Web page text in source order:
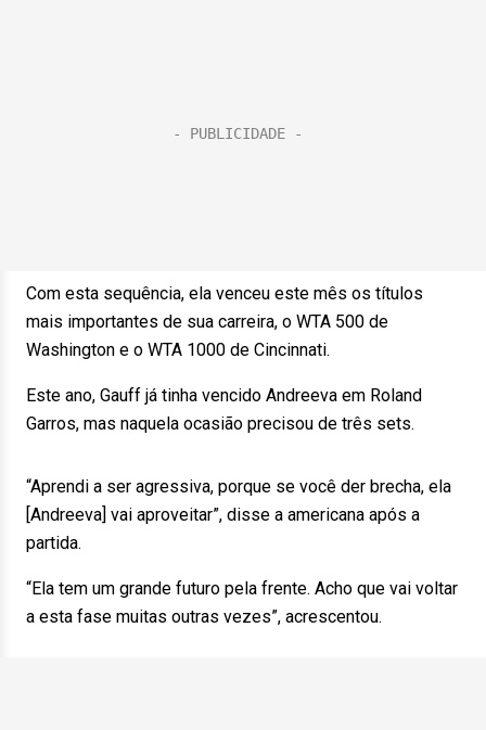
Com esta sequência, ela venceu este mês os títulos
mais importantes de sua carreira, o WTA 500 de
Washington e o WTA 1000 de Cincinnati.
Este ano, Gauff já tinha vencido Andreeva em Roland
Garros, mas naquela ocasião precisou de três sets.
“Aprendi a ser agressiva, porque se você der brecha, ela
[Andreeva] vai aproveitar”, disse a americana após a
partida.
“Ela tem um grande futuro pela frente. Acho que vai voltar
a esta fase muitas outras vezes”, acrescentou.